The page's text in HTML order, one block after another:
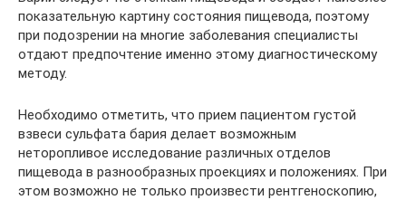
показательную картину состояния пищевода, поэтому
при подозрении на многие заболевания специалисты
отдают предпочтение именно этому диагностическому
методу.
Необходимо отметить, что прием пациентом густой
взвеси сульфата бария делает возможным
неторопливое исследование различных отделов
пищевода в разнообразных проекциях и положениях. При
этом возможно не только произвести рентгеноскопию,